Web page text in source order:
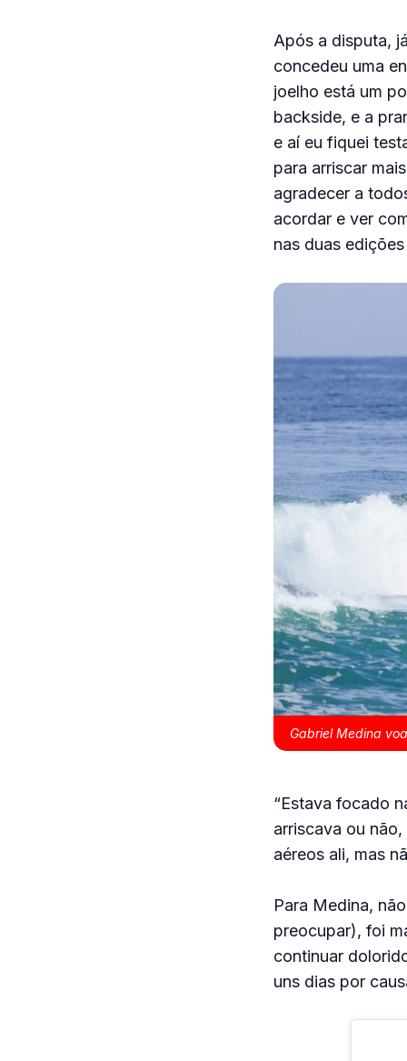
Após a disputa,
concedeu uma
joelho está um
backside, e a
e aí eu fiquei
para arriscar
agradecer a
acordar e ver
nas duas
Gabriel Medina
“Estava focado
arriscava ou
aéreos ali, mas
Para Medina,
preocupar), foi
continuar
uns dias por